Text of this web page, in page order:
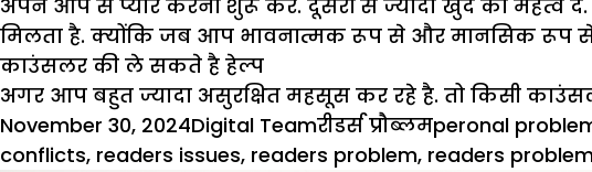
अपने आप से प्यार करना शुरू करें. दूसरों से ज्यादा खुद को महत्व
मिलता है. क्योंकि जब आप भावनात्मक रूप से और मानसिक रूप
काउंसलर की ले सकते है हेल्प
अगर आप बहुत ज्यादा असुरक्षित महसूस कर रहे है. तो किसी
Posted
on
November 30, 2024Author
Digital TeamCategories
रीडर्स प्रौब्लमTags
peronal
conflicts, readers issues, readers problem, readers